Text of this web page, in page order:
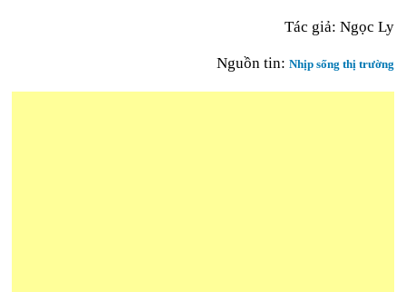
Tác giả: Ngọc Ly
Nguồn tin: Nhịp sống thị trường